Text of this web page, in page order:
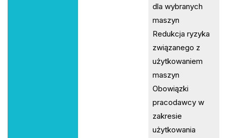
dla wybranych
maszyn
Redukcja ryzyka
związanego z
użytkowaniem
maszyn
Obowiązki
pracodawcy w
zakresie
użytkowania